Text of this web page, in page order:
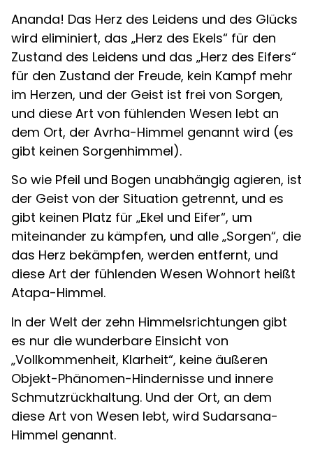
Ananda! Das Herz des Leidens und des Glücks
wird eliminiert, das „Herz des Ekels“ für den
Zustand des Leidens und das „Herz des Eifers“
für den Zustand der Freude, kein Kampf mehr
im Herzen, und der Geist ist frei von Sorgen,
und diese Art von fühlenden Wesen lebt an
dem Ort, der Avrha-Himmel genannt wird (es
gibt keinen Sorgenhimmel).
So wie Pfeil und Bogen unabhängig agieren, ist
der Geist von der Situation getrennt, und es
gibt keinen Platz für „Ekel und Eifer“, um
miteinander zu kämpfen, und alle „Sorgen“, die
das Herz bekämpfen, werden entfernt, und
diese Art der fühlenden Wesen Wohnort heißt
Atapa-Himmel.
In der Welt der zehn Himmelsrichtungen gibt
es nur die wunderbare Einsicht von
„Vollkommenheit, Klarheit“, keine äußeren
Objekt-Phänomen-Hindernisse und innere
Schmutzrückhaltung. Und der Ort, an dem
diese Art von Wesen lebt, wird Sudarsana-
Himmel genannt.